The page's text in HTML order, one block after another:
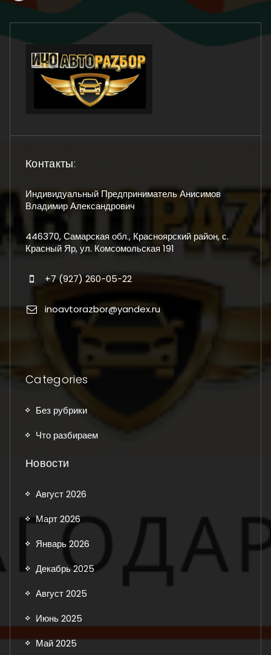
Контакты:
Индивидуальный Предприниматель Анисимов
Владимир Александрович
446370, Самарская обл., Красноярский район, с.
Красный Яр, ул. Комсомольская 191
+7 (927) 260-05-22
inoavtorazbor@yandex.ru
Categories
Без рубрики
Что разбираем
Новости
Август 2026
Март 2026
Январь 2026
Декабрь 2025
Август 2025
Июнь 2025
Май 2025